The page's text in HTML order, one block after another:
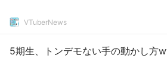
VTuberNews
5期生、トンデモない手の動かし方